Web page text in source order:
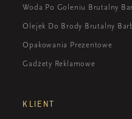
Woda Po Goleniu Brutalny
Olejek Do Brody Brutalny
Opakowania Prezentowe
Gadżety Reklamowe
KLIENT